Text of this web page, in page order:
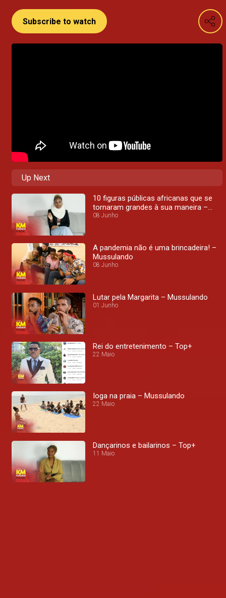
Subscribe to watch
Up Next
10 figuras públicas africanas que se
tornaram grandes à sua maneira –
Top+
08 Junho
A pandemia não é uma brincadeira! –
Mussulando
08 Junho
Lutar pela Margarita – Mussulando
01 Junho
Rei do entretenimento – Top+
22 Maio
Ioga na praia – Mussulando
22 Maio
Dançarinos e bailarinos – Top+
11 Maio